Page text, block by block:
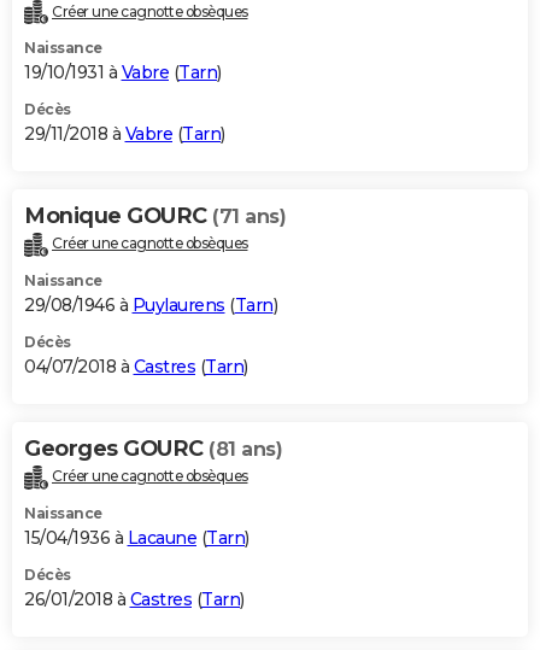
Créer une cagnotte obsèques
Naissance
19/10/1931 à Vabre (Tarn)
Décès
29/11/2018 à Vabre (Tarn)
Monique GOURC (71 ans)
Créer une cagnotte obsèques
Naissance
29/08/1946 à Puylaurens (Tarn)
Décès
04/07/2018 à Castres (Tarn)
Georges GOURC (81 ans)
Créer une cagnotte obsèques
Naissance
15/04/1936 à Lacaune (Tarn)
Décès
26/01/2018 à Castres (Tarn)